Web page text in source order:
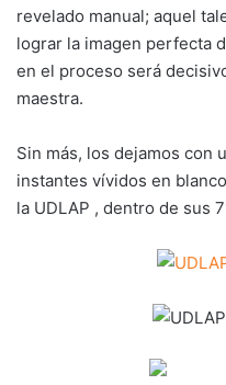
revelado manual; aquel
lograr la imagen perfecta
en el proceso será
maestra.
Sin más, los dejamos con
instantes vívidos en
la UDLAP , dentro de sus